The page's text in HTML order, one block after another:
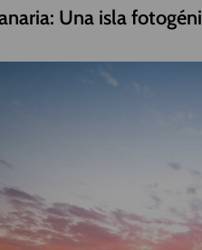
Una isla